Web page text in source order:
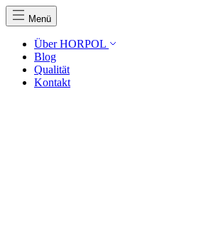
Menü
Über HORPOL
Blog
Qualität
Kontakt